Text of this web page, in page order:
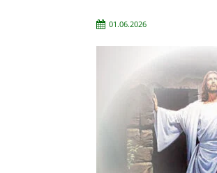
01.06.2026